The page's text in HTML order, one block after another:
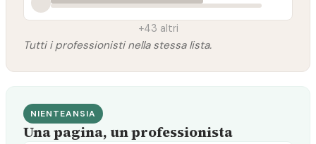
+43 altri
Tutti i professionisti nella stessa lista.
NIENTEANSIA
Una pagina, un professionista